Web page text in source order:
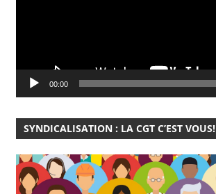
00:00
SYNDICALISATION : LA CGT C’EST VOUS!